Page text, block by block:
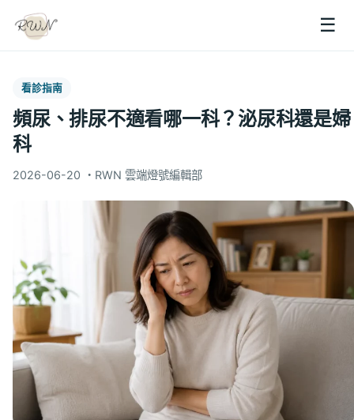
☰
看診指南
頻尿、排尿不適看哪一科？泌尿科還是婦
科
2026-06-20 ・ RWN 雲端燈號編輯部